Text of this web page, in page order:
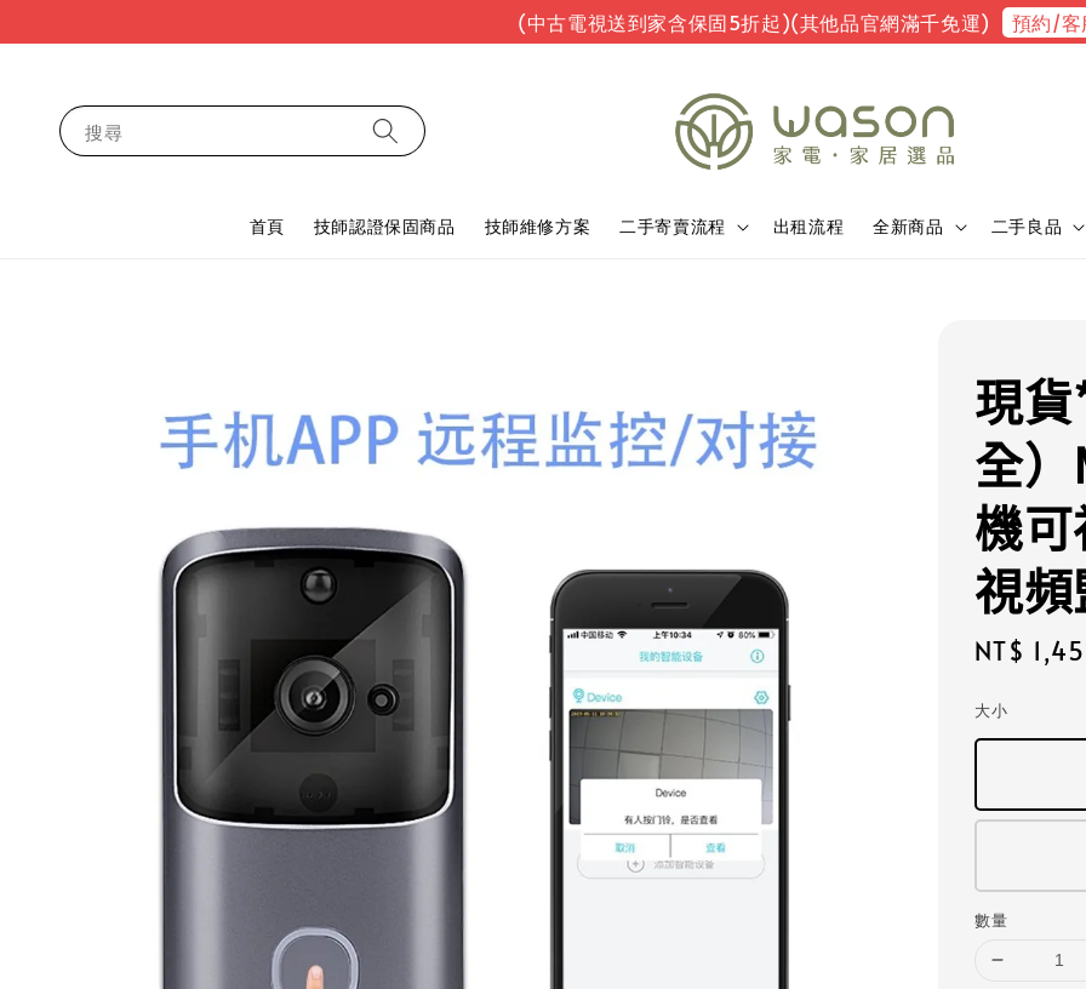
(中古電視送到家含保固5折起)(其他品官網滿千免運) 預約/客
搜尋
首頁 技師認證保固商品 技師維修方案 二手寄賣流程 出租流程 全新商品 二手良品
現
全
機
視頻
Regular
NT$
大小
數量